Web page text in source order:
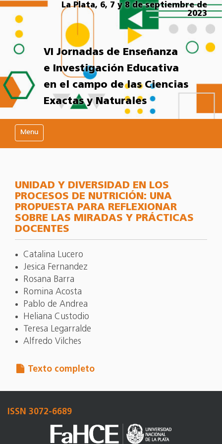
La Plata, 6, 7 y 8 de septiembre de
2023
VI Jornadas de Enseñanza
e Investigación Educativa
en el campo de las Ciencias
Exactas y Naturales
Mostrar/Ocultar navegación
UNIDAD Y DIVERSIDAD EN LOS
PROCESOS DE NUTRICIÓN: UNA
PROPUESTA PARA REFLEXIONAR
SOBRE LAS MIRADAS Y PRÁCTICAS
DOCENTES
Catalina Lucero
Jesica Fernandez
Rosana Barra
Romina Acosta
Pablo de Andrea
Heliana Custodio
Teresa Legarralde
Alfredo Vilches
Texto completo
ISSN 3072-6689